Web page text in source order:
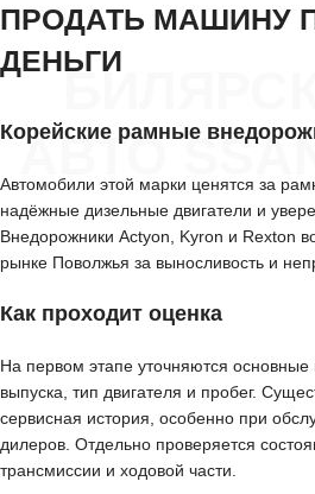
АВТО
ПРОДАТЬ МАШИНУ
ДЕНЬГИ
Корейские рамные
Автомобили этой марки ценятся за
надёжные дизельные двигатели и
Внедорожники Actyon, Kyron и Rexton
рынке Поволжья за выносливость и
Как проходит оценка
На первом этапе уточняются
выпуска, тип двигателя и пробег.
сервисная история, особенно при
дилеров. Отдельно проверяется
трансмиссии и ходовой части.